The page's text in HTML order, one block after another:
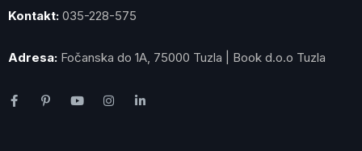
Kontakt: 035-228-575
Adresa: Fočanska do 1A, 75000 Tuzla | Book d.o.o Tuzla